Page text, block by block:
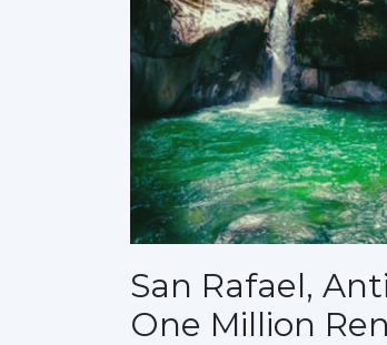
San Rafael,
One Million